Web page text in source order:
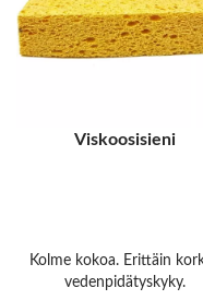
Viskoosisieni
Kolme kokoa. Erittäin
vedenpidätyskyky.